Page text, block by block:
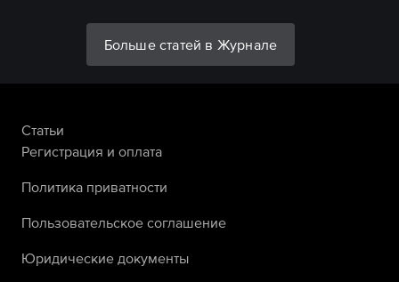
Больше статей в Журнале
Статьи
Регистрация и оплата
Политика приватности
Пользовательское соглашение
Юридические документы